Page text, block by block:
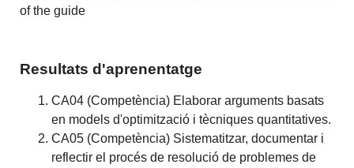
of the guide
Resultats d'aprenentatge
CA04 (Competència) Elaborar arguments basats
en models d'optimització i tècniques quantitatives.
CA05 (Competència) Sistematitzar, documentar i
reflectir el procés de resolució de problemes de